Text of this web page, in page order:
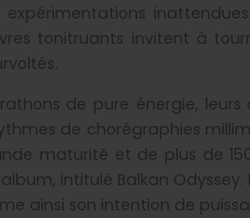
expérimentations
tonitruants invitent à
de pure énergie,
de chorégraphies
maturité et de plus de
intitulé Balkan
ainsi son intention de